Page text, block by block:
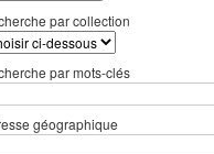
par collection
par mots-clés
géographique